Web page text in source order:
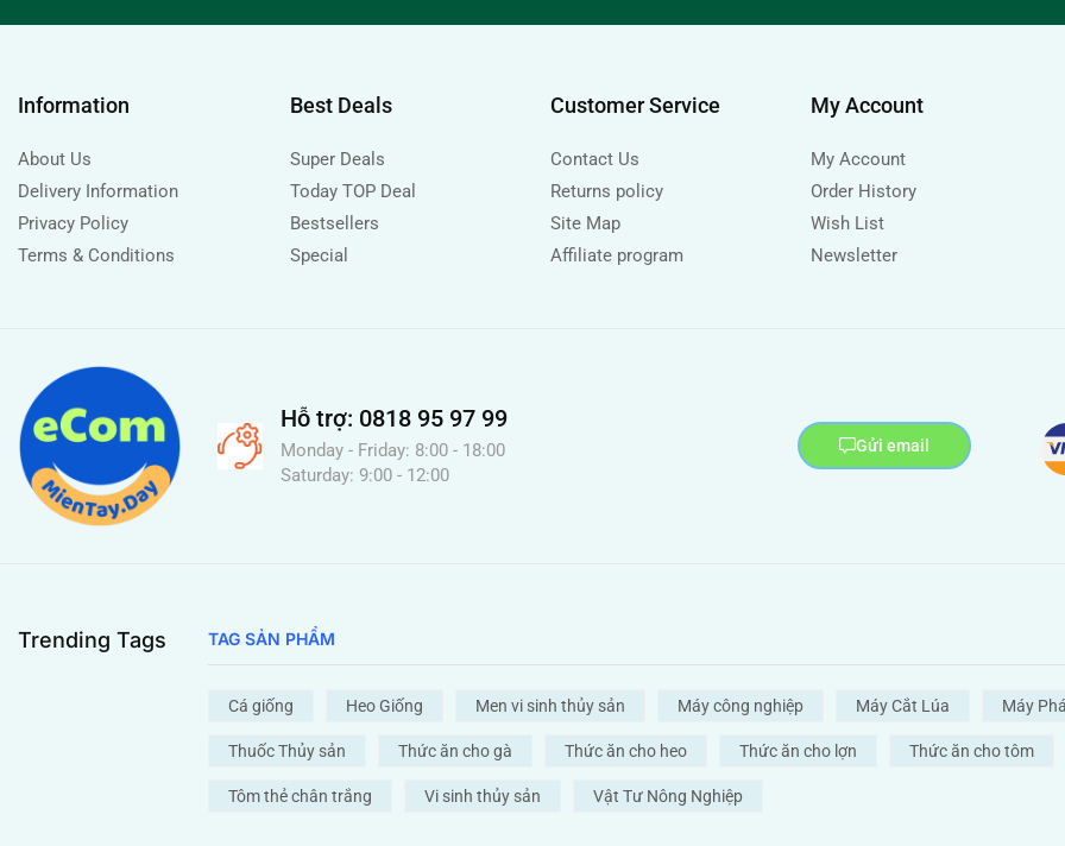
Information
About Us
Delivery Information
Privacy Policy
Terms & Conditions
Best Deals
Super Deals
Today TOP Deal
Bestsellers
Special
Customer Service
Contact Us
Returns policy
Site Map
Affiliate program
My Account
My Account
Order History
Wish List
Newsletter
Hỗ trợ: 0818 95 97 99
Monday - Friday: 8:00 - 18:00
Saturday: 9:00 - 12:00
Gửi email
Trending Tags TAG SẢN PHẨM
Cá giống Heo Giống Men vi sinh thủy sản Máy công nghiệp Máy Cắt Lúa Máy
Thuốc Thủy sản Thức ăn cho gà Thức ăn cho heo Thức ăn cho lợn Thức ăn cho tôm
Tôm thẻ chân trắng Vi sinh thủy sản Vật Tư Nông Nghiệp